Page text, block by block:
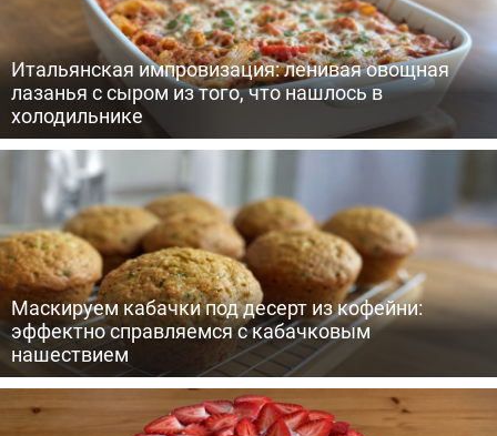
Итальянская импровизация: ленивая овощная
лазанья с сыром из того, что нашлось в
холодильнике
Маскируем кабачки под десерт из кофейни:
эффектно справляемся с кабачковым
нашествием